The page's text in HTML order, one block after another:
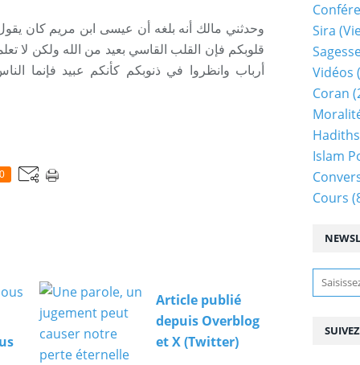
وحدثني مالك أنه بلغه أن عيسى ابن مريم كان يقول
قلوبكم فإن القلب القاسي بعيد من الله ولكن لا
أرباب وانظروا في ذنوبكم كأنكم عبيد فإنما
0
Article publié
depuis Overblog
et X (Twitter)
Sira
Vidéos
Coran
Hadiths
Islam
Cours